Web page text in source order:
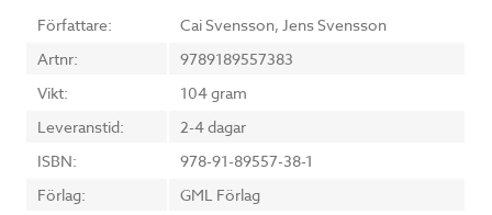
Författare:
Cai Svensson, Jens Svensson
Artnr:
9789189557383
Vikt:
104 gram
Leveranstid:
2-4 dagar
ISBN:
978-91-89557-38-1
Förlag:
GML Förlag